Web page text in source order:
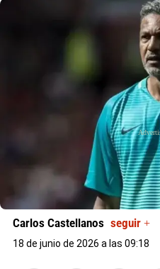
Carlos Castellanos seguir +
18 de junio de 2026 a las 09:18